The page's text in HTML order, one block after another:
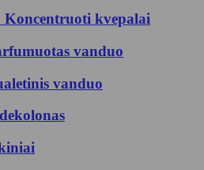
Koncentruoti kvepalai
vanduo
vanduo